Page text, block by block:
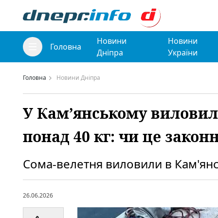
Головна
Новини
Дніпра
Новини
України
Головна Новини Дніпра
У Кам’янському
понад 40 кг: чи це
Сома-велетня виловили в
26.06.2026